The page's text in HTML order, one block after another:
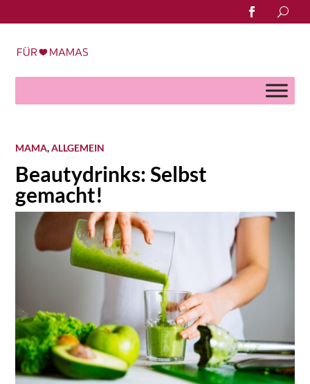
Search
for:
MAMA,ALLGEMEIN
Beautydrinks: Selbst
gemacht!